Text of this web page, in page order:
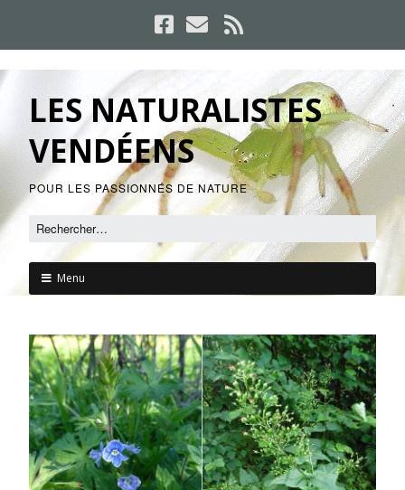
LES NATURALISTES
VENDÉENS
POUR LES PASSIONNÉS DE NATURE
Menu